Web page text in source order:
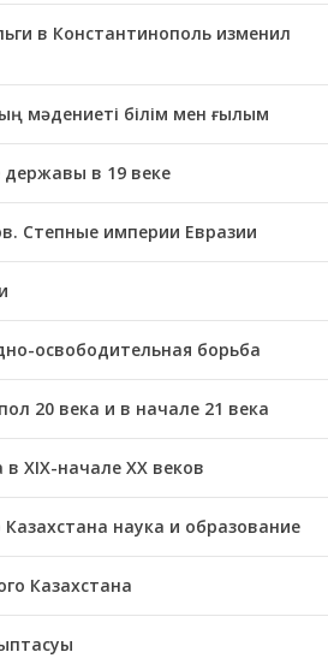
в Константинополь изменил
мәдениеті білім мен ғылым
державы в 19 веке
Степные империи Евразии
освободительная борьба
20 века и в начале 21 века
в ХІХ-начале ХХ веков
Казахстана наука и образование
Казахстана